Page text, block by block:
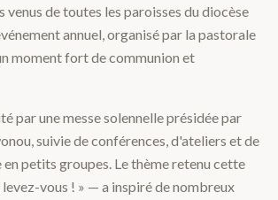
venus de toutes les paroisses du diocèse
annuel, organisé par la pastorale
moment fort de communion et
par une messe solennelle présidée par
suivie de conférences, d'ateliers et de
petits groupes. Le thème retenu cette
levez-vous ! » — a inspiré de nombreux